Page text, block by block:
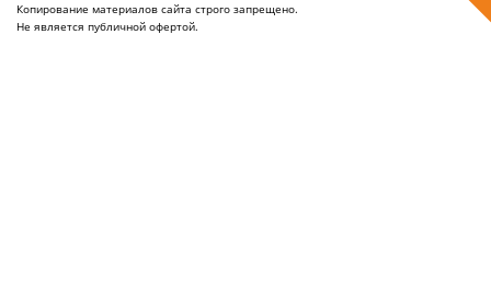
Копирование материалов сайта строго запрещено.
Не является публичной офертой.